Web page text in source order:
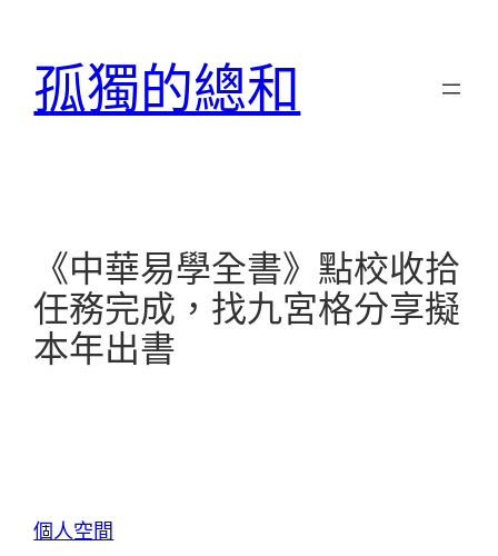
孤獨的總和
《中華易學全書》點校收拾
任務完成，找九宮格分享擬
本年出書
個人空間